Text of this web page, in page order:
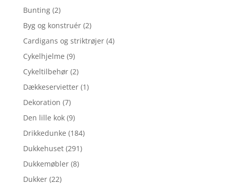
Bunting (2)
Byg og konstruér (2)
Cardigans og striktrøjer (4)
Cykelhjelme (9)
Cykeltilbehør (2)
Dækkeservietter (1)
Dekoration (7)
Den lille kok (9)
Drikkedunke (184)
Dukkehuset (291)
Dukkemøbler (8)
Dukker (22)